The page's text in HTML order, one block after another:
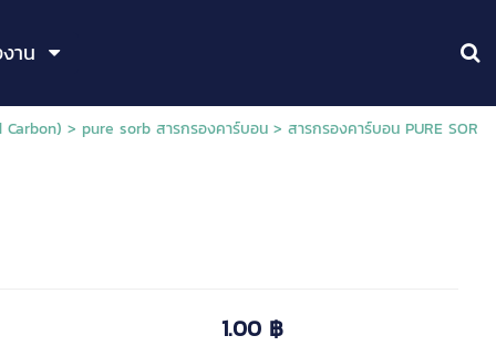
าน
> pure sorb สารกรองคาร์บอน> สารกรองคาร์บอน PURE SOR
1.00 ฿